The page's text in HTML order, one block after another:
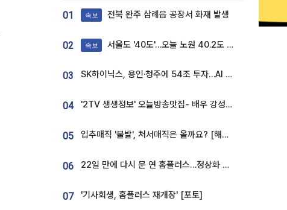
01 속보 전북 완주 삼례읍 공장서 화재 발생
02 속보 서울도 '40도'…오늘 노원 40.2도 기록
03 SK하이닉스, 용인·청주에 54조 투자…AI 메모리 생산기지 키운다
04 '2TV 생생정보' 오늘방송맛집- 배우 강성진 단골! 쌀국수ㆍ푸팟퐁 커리 맛집 '블○○○'
05 입추매직 '불발', 처서매직은 올까요? [해시태그]
06 22일 만에 다시 문 연 홈플러스…정상화 바쁜데 재고 없어 ‘발동동’[가보니]
07 '기사회생, 홈플러스 재개장' [포토]